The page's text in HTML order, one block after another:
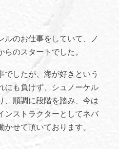
ルのお仕事をしていて、ノ
らのスタートでした。
でしたが、海が好きという
にも負けず、シュノーケル
、順調に段階を踏み、今は
ンストラクターとしてネバ
かせて頂いております。